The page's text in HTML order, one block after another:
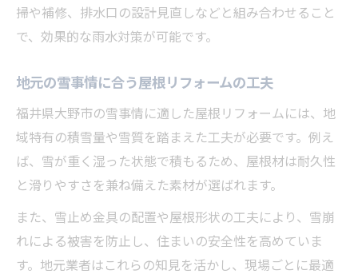
掃や補修、排水口の設計見直しなどと組み合わせること
で、効果的な雨水対策が可能です。
地元の雪事情に合う屋根リフォームの工夫
福井県大野市の雪事情に適した屋根リフォームには、地
域特有の積雪量や雪質を踏まえた工夫が必要です。例え
ば、雪が重く湿った状態で積もるため、屋根材は耐久性
と滑りやすさを兼ね備えた素材が選ばれます。
また、雪止め金具の配置や屋根形状の工夫により、雪崩
れによる被害を防止し、住まいの安全性を高めていま
す。地元業者はこれらの知見を活かし、現場ごとに最適